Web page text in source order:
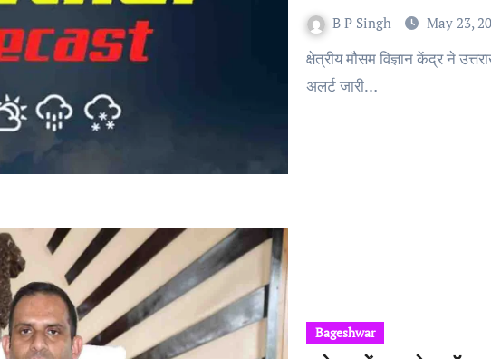
B P Singh May 23,
क्षेत्रीय मौसम विज्ञान केंद्र ने उत्तराखंड के छह पहाड़ी जिलों में बारिश और ओलावृष्टि का येलो
अलर्ट जारी…
Bageshwar